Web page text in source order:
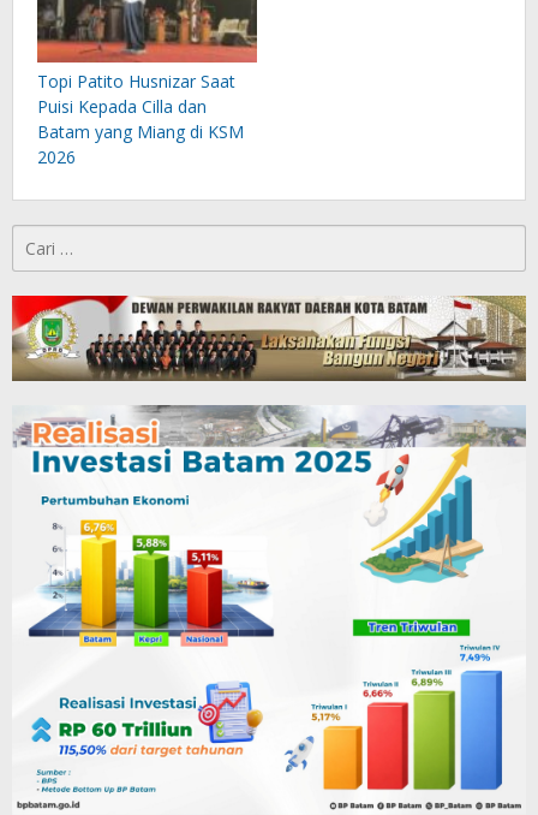
Topi Patito Husnizar Saat
Puisi Kepada Cilla dan
Batam yang Miang di KSM
2026
untuk: